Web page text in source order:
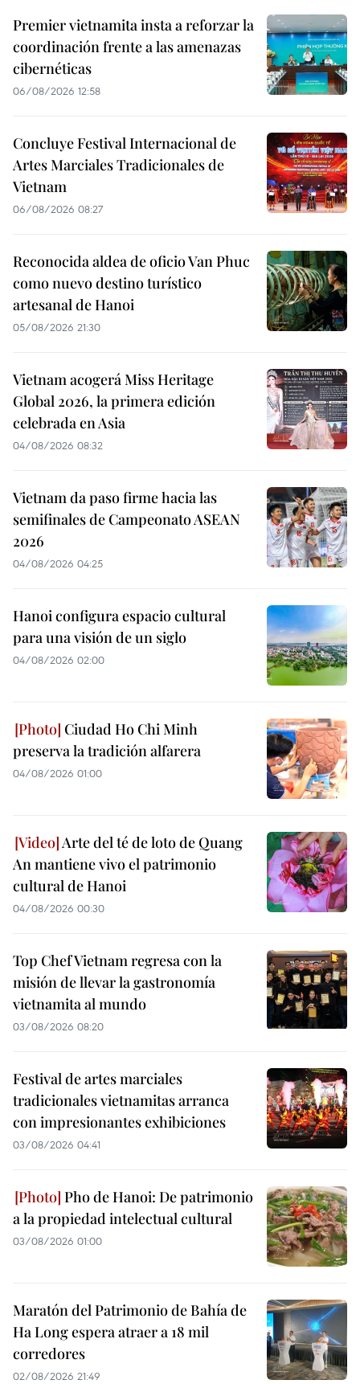
Premier vietnamita insta a reforzar la
coordinación frente a las amenazas
cibernéticas
06/08/2026 12:58
Concluye Festival Internacional de
Artes Marciales Tradicionales de
Vietnam
06/08/2026 08:27
Reconocida aldea de oficio Van Phuc
como nuevo destino turístico
artesanal de Hanoi
05/08/2026 21:30
Vietnam acogerá Miss Heritage
Global 2026, la primera edición
celebrada en Asia
04/08/2026 08:32
Vietnam da paso firme hacia las
semifinales de Campeonato ASEAN
2026
04/08/2026 04:25
Hanoi configura espacio cultural
para una visión de un siglo
04/08/2026 02:00
Ciudad Ho Chi Minh
preserva la tradición alfarera
04/08/2026 01:00
Arte del té de loto de Quang
An mantiene vivo el patrimonio
cultural de Hanoi
04/08/2026 00:30
Top Chef Vietnam regresa con la
misión de llevar la gastronomía
vietnamita al mundo
03/08/2026 08:20
Festival de artes marciales
tradicionales vietnamitas arranca
con impresionantes exhibiciones
03/08/2026 04:41
Pho de Hanoi: De patrimonio
a la propiedad intelectual cultural
03/08/2026 01:00
Maratón del Patrimonio de Bahía de
Ha Long espera atraer a 18 mil
corredores
02/08/2026 21:49